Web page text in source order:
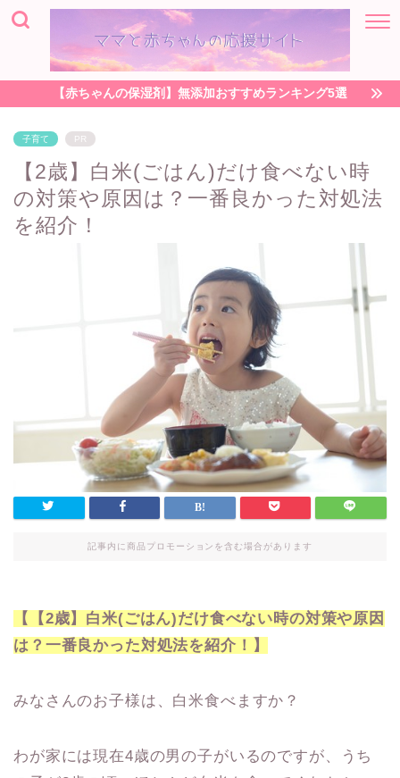
【赤ちゃんの保湿剤】無添加おすすめランキング5選
子育て PR
【2歳】白米(ごはん)だけ食べない時
の対策や原因は？一番良かった対処法
を紹介！
記事内に商品プロモーションを含む場合があります
【【2歳】白米(ごはん)だけ食べない時の対策や原因
は？一番良かった対処法を紹介！】
みなさんのお子様は、白米食べますか？
わが家には現在4歳の男の子がいるのですが、うち